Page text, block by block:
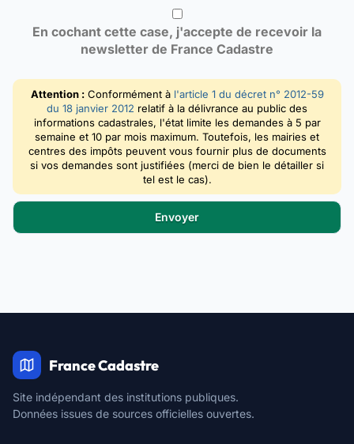
En cochant cette case, j'accepte de recevoir la
newsletter de France Cadastre
Attention :Conformément à l'article 1 du décret n° 2012-59
du 18 janvier 2012 relatif à la délivrance au public des
informations cadastrales, l'état limite les demandes à 5 par
semaine et 10 par mois maximum. Toutefois, les mairies et
centres des impôts peuvent vous fournir plus de documents
si vos demandes sont justifiées (merci de bien le détailler si
tel est le cas).
France Cadastre
Site indépendant des institutions publiques.
Données issues de sources officielles ouvertes.